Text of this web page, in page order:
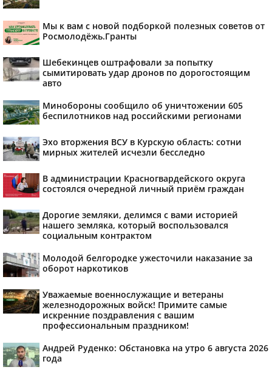
Мы к вам с новой подборкой полезных советов от
Росмолодёжь.Гранты
Шебекинцев оштрафовали за попытку
сымитировать удар дронов по дорогостоящим
авто
Минобороны сообщило об уничтожении 605
беспилотников над российскими регионами
Эхо вторжения ВСУ в Курскую область: сотни
мирных жителей исчезли бесследно
В администрации Красногвардейского округа
состоялся очередной личный приём граждан
Дорогие земляки, делимся с вами историей
нашего земляка, который воспользовался
социальным контрактом
Молодой белгородке ужесточили наказание за
оборот наркотиков
Уважаемые военнослужащие и ветераны
железнодорожных войск! Примите самые
искренние поздравления с вашим
профессиональным праздником!
Андрей Руденко: Обстановка на утро 6 августа 2026
года